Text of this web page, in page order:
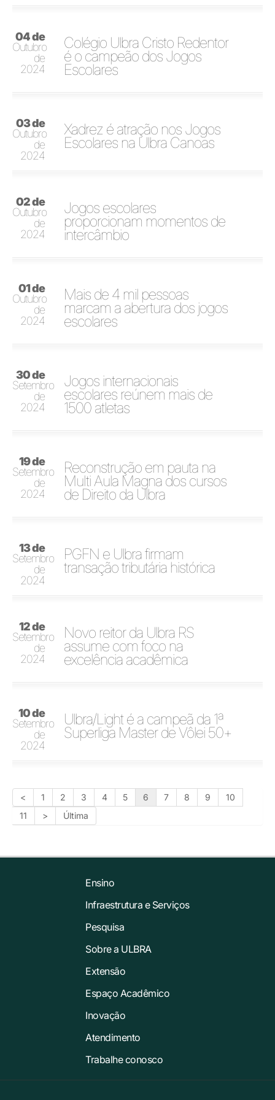
04 de
Outubro
de
2024
Colégio Ulbra Cristo Redentor
é o campeão dos Jogos
Escolares
03 de
Outubro
de
2024
Xadrez é atração nos Jogos
Escolares na Ulbra Canoas
02 de
Outubro
de
2024
Jogos escolares
proporcionam momentos de
intercâmbio
01 de
Outubro
de
2024
Mais de 4 mil pessoas
marcam a abertura dos jogos
escolares
30 de
Setembro
de
2024
Jogos internacionais
escolares reúnem mais de
1500 atletas
19 de
Setembro
de
2024
Reconstrução em pauta na
Multi Aula Magna dos cursos
de Direito da Ulbra
13 de
Setembro
de
2024
PGFN e Ulbra firmam
transação tributária histórica
12 de
Setembro
de
2024
Novo reitor da Ulbra RS
assume com foco na
excelência acadêmica
10 de
Setembro
de
2024
Ulbra/Light é a campeã da 1ª
Superliga Master de Vôlei 50+
< 1 2 3 4 5 6 7 8 9
10
11
> Última
Ensino
Infraestrutura e Serviços
Pesquisa
Sobre a ULBRA
Extensão
Espaço Acadêmico
Inovação
Atendimento
Trabalhe conosco